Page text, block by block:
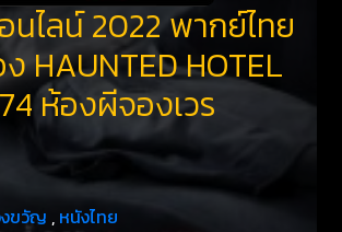
ไลน์ 2022 พากย์ไทย
ง HAUNTED HOTEL
ห้องผีจองเวร
ขวัญ , หนังไทย